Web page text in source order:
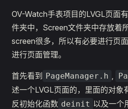
OV-Watch手表项目的LVGL页面
件夹中，Screen文件夹中存放着
screen很多，所以有必要进行页
进行页面管理。
首先看到 PageManager.h
述一个LVGL页面的，里面的对象
反初始化函数 deinit 以及一个